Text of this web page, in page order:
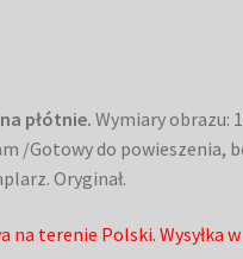
płótnie. Wymiary obrazu:
/Gotowy do powieszenia,
Oryginał.
na terenie Polski. Wysyłka